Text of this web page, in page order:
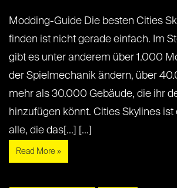
Modding-Guide Die besten Cities
finden ist nicht gerade einfach. Im
gibt es unter anderem über 1.000
der Spielmechanik ändern, über
mehr als 30.000 Gebäude, die ihr
hinzufügen könnt. Cities Skylines
alle, die das[...] [...]
Read More »